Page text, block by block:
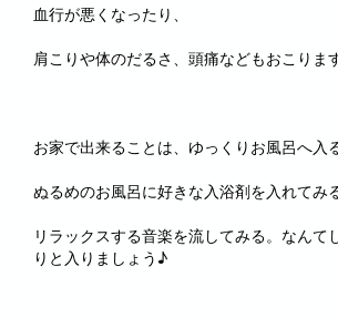
血行が悪くなったり、
肩こりや体のだるさ、頭痛などもおこります
お家で出来ることは、ゆっくりお風呂へ
ぬるめのお風呂に好きな入浴剤を入れてみる
リラックスする音楽を流してみる。なんて
りと入りましょう♪